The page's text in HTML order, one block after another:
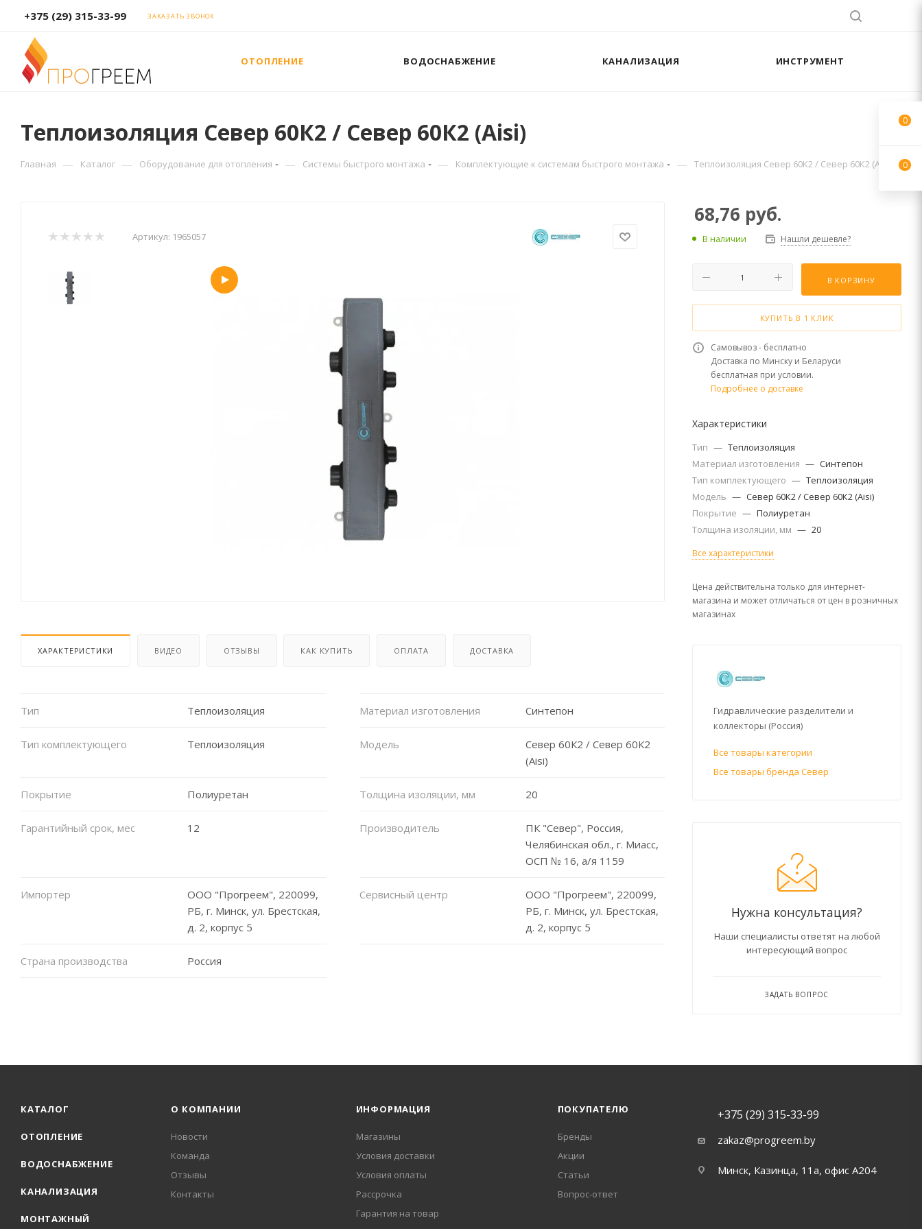
+375 (29) 315-33-99 ЗАКАЗАТЬ ЗВОНОК
ОТОПЛЕНИЕ ВОДОСНАБЖЕНИЕ КАНАЛИЗАЦИЯ ИНСТРУМЕНТ
Теплоизоляция Север 60К2 / Север 60К2 (Aisi)
Главная — Каталог — Оборудование для отопления — Системы быстрого монтажа — Комплектующие к системам быстрого монтажа — Теплоизоляция Север 60К2 / Север 60К2 (Aisi)
Артикул: 1965057
ХАРАКТЕРИСТИКИ ВИДЕО ОТЗЫВЫ КАК КУПИТЬ ОПЛАТА ДОСТАВКА
Тип Теплоизоляция Материал изготовления Синтепон
Тип комплектующего Теплоизоляция Модель
Север 60К2 / Север 60К2
(Aisi)
Покрытие Полиуретан Толщина изоляции, мм 20
Гарантийный срок, мес 12 Производитель
ПК "Север", Россия,
Челябинская обл., г. Миасс,
ОСП № 16, а/я 1159
Импортёр
ООО "Прогреем", 220099,
РБ, г. Минск, ул. Брестская,
д. 2, корпус 5
Сервисный центр
ООО "Прогреем", 220099,
РБ, г. Минск, ул. Брестская,
д. 2, корпус 5
Страна производства Россия
68,76 руб.
В наличии Нашли дешевле?
В КОРЗИНУ
КУПИТЬ В 1 КЛИК
Самовывоз - бесплатно
Доставка по Минску и Беларуси
бесплатная при условии.
Подробнее о доставке
Характеристики
Тип — Теплоизоляция
Материал изготовления — Синтепон
Тип комплектующего — Теплоизоляция
Модель — Север 60К2 / Север 60К2 (Aisi)
Покрытие — Полиуретан
Толщина изоляции, мм — 20
Все характеристики
Цена действительна только для интернет-
магазина и может отличаться от цен в розничных
магазинах
Гидравлические разделители и
коллекторы (Россия)
Все товары категории
Все товары бренда Север
Нужна консультация?
Наши специалисты ответят на любой
интересующий вопрос
ЗАДАТЬ ВОПРОС
КАТАЛОГ
ОТОПЛЕНИЕ
ВОДОСНАБЖЕНИЕ
КАНАЛИЗАЦИЯ
МОНТАЖНЫЙ
О КОМПАНИИ
Новости
Команда
Отзывы
Контакты
ИНФОРМАЦИЯ
Магазины
Условия доставки
Условия оплаты
Рассрочка
Гарантия на товар
ПОКУПАТЕЛЮ
Бренды
Акции
Статьи
Вопрос-ответ
+375 (29) 315-33-99
zakaz@progreem.by
Минск, Казинца, 11а, офис А204
0
0